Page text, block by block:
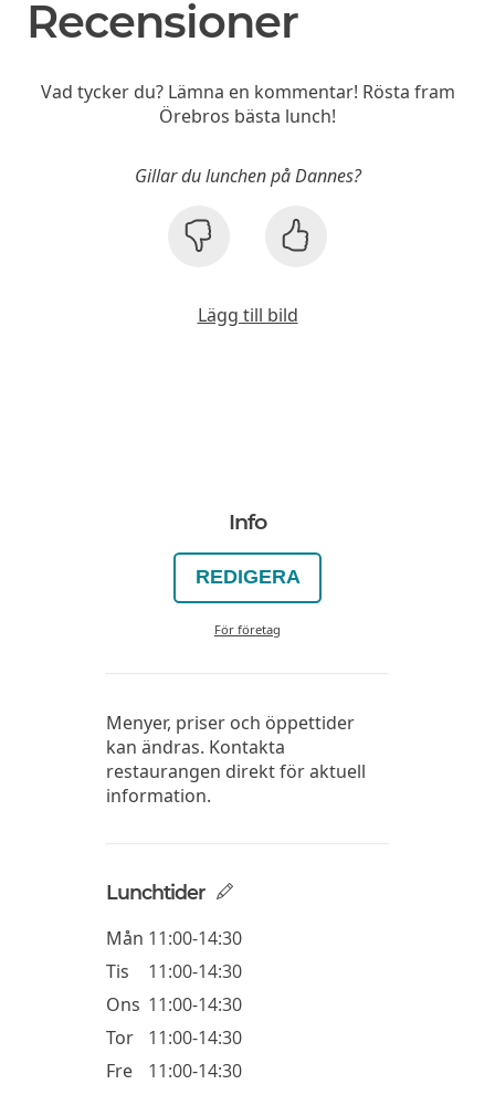
Recensioner
Vad tycker du? Lämna en kommentar! Rösta fram
Örebros bästa lunch!
Gillar du lunchen på Dannes?
Lägg till bild
Info
REDIGERA
För företag
Menyer, priser och öppettider
kan ändras. Kontakta
restaurangen direkt för aktuell
information.
Lunchtider
Mån 11:00-14:30
Tis
11:00-14:30
Ons 11:00-14:30
Tor
11:00-14:30
Fre
11:00-14:30